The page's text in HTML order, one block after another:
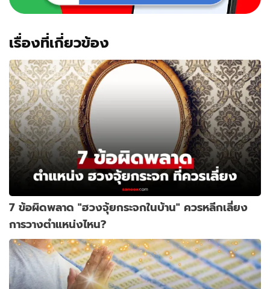
เรื่องที่เกี่ยวข้อง
7 ข้อผิดพลาด "ฮวงจุ้ยกระจกในบ้าน" ควรหลีกเลี่ยง
การวางตำแหน่งไหน?